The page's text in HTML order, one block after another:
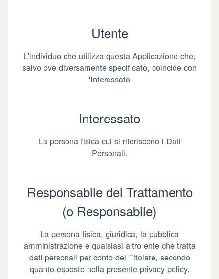
Utente
L'individuo che utilizza questa Applicazione che,
salvo ove diversamente specificato, coincide con
l'Interessato.
Interessato
La persona fisica cui si riferiscono i Dati
Personali.
Responsabile del Trattamento
(o Responsabile)
La persona fisica, giuridica, la pubblica
amministrazione e qualsiasi altro ente che tratta
dati personali per conto del Titolare, secondo
quanto esposto nella presente privacy policy.